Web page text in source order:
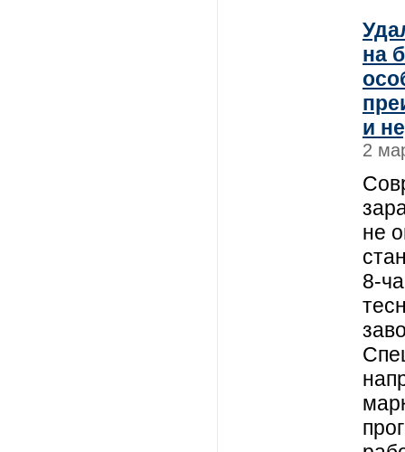
на
и
2
не
8-